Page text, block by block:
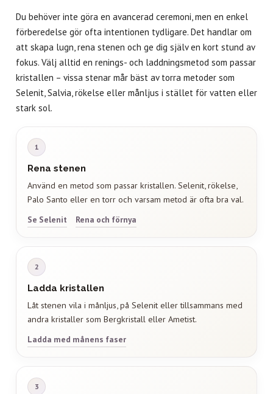
Du behöver inte göra en avancerad ceremoni, men en enkel
förberedelse gör ofta intentionen tydligare. Det handlar om
att skapa lugn, rena stenen och ge dig själv en kort stund av
fokus. Välj alltid en renings- och laddningsmetod som passar
kristallen – vissa stenar mår bäst av torra metoder som
Selenit, Salvia, rökelse eller månljus i stället för vatten eller
stark sol.
1
Rena stenen
Använd en metod som passar kristallen. Selenit, rökelse,
Palo Santo eller en torr och varsam metod är ofta bra val.
Se Selenit
Rena och förnya
2
Ladda kristallen
Låt stenen vila i månljus, på Selenit eller tillsammans med
andra kristaller som Bergkristall eller Ametist.
Ladda med månens faser
3